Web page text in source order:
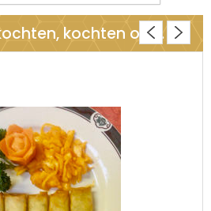
kochten ook..